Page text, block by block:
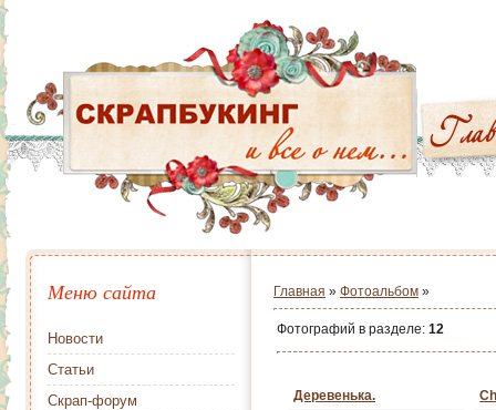
Меню сайта
Новости
Статьи
Скрап-форум
Главная » Фотоальбом »
Фотографий в разделе: 12
Деревенька.